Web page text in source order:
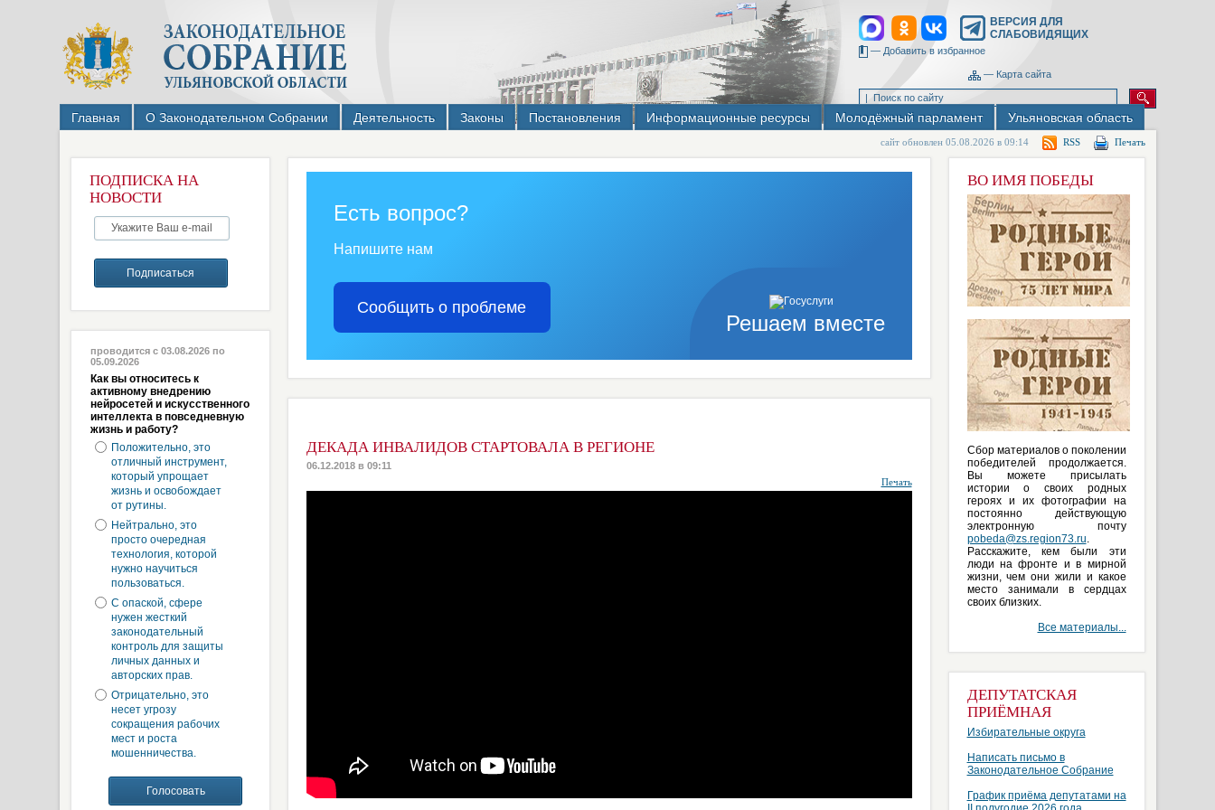
ВЕРСИЯ ДЛЯ
СЛАБОВИДЯЩИХ
— Добавить в избранное
— Карта сайта
Главная О Законодательном Собрании Деятельность Законы Постановления Информационные ресурсы Молодёжный парламент Ульяновская область
сайт обновлен 05.08.2026 в 09:14 RSS Печать
ПОДПИСКА НА
НОВОСТИ
проводится с 03.08.2026 по
05.09.2026
Как вы относитесь к
активному внедрению
нейросетей и искусственного
интеллекта в повседневную
жизнь и работу?
Положительно, это
отличный инструмент,
который упрощает
жизнь и освобождает
от рутины.
Нейтрально, это
просто очередная
технология, которой
нужно научиться
пользоваться.
С опаской, сфере
нужен жесткий
законодательный
контроль для защиты
личных данных и
авторских прав.
Отрицательно, это
несет угрозу
сокращения рабочих
мест и роста
мошенничества.
Решаем вместе
Есть вопрос?
Напишите нам
Сообщить о проблеме
ДЕКАДА ИНВАЛИДОВ СТАРТОВАЛА В РЕГИОНЕ
06.12.2018 в 09:11
Печать
ВО ИМЯ ПОБЕДЫ
Сбор материалов о поколении
победителей продолжается.
Вы можете присылать
истории о своих родных
героях и их фотографии на
постоянно действующую
электронную почту
pobeda@zs.region73.ru.
Расскажите, кем были эти
люди на фронте и в мирной
жизни, чем они жили и какое
место занимали в сердцах
своих близких.
Все материалы...
ДЕПУТАТСКАЯ
ПРИЁМНАЯ
Избирательные округа
Написать письмо в
Законодательное Собрание
График приёма депутатами на